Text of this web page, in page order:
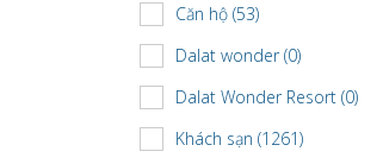
Căn hộ (53)
Dalat wonder (0)
Dalat Wonder Resort (0)
Khách sạn (1261)